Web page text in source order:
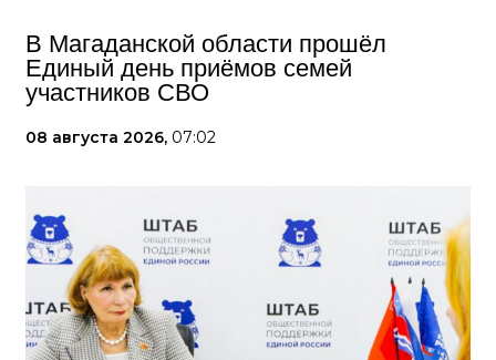
В Магаданской области прошёл
Единый день приёмов семей
участников СВО
08 августа 2026, 07:02